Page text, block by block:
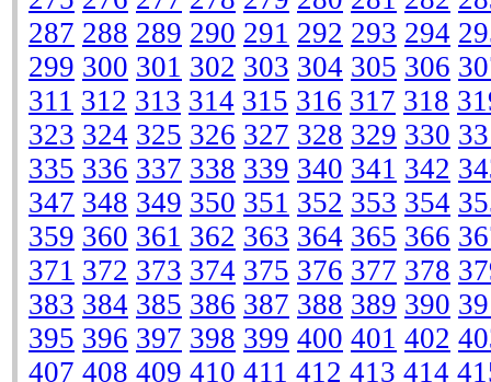
287 288 289 290 291 292 293 294
299 300 301 302 303 304 305 306
311 312 313 314 315 316 317 318
323 324 325 326 327 328 329 330
335 336 337 338 339 340 341 342
347 348 349 350 351 352 353 354
359 360 361 362 363 364 365 366
371 372 373 374 375 376 377 378
383 384 385 386 387 388 389 390
395 396 397 398 399 400 401 402
407 408 409 410 411 412 413 414